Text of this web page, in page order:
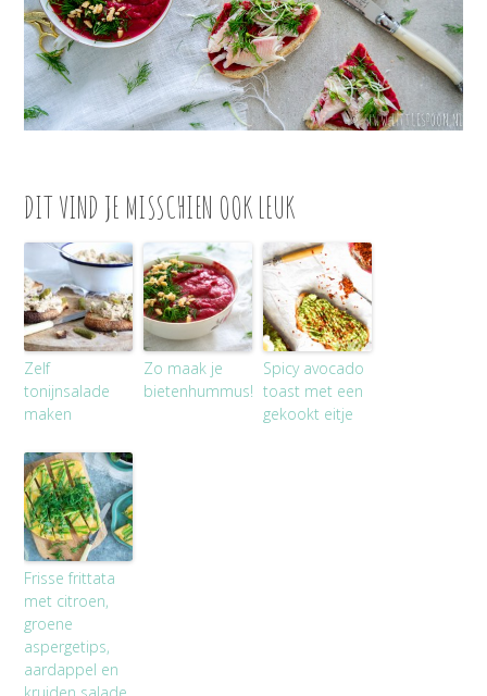
DIT VIND JE MISSCHIEN OOK LEUK
Zelf
tonijnsalade
maken
Zo maak je
bietenhummus!
Spicy avocado
toast met een
gekookt eitje
Frisse frittata
met citroen,
groene
aspergetips,
aardappel en